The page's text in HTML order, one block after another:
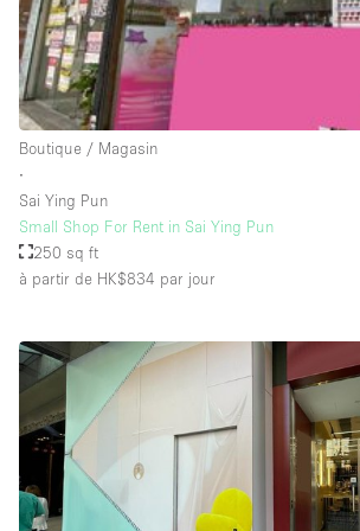
Salle de Bain
Smoking Area
Soundproof
Style Haussmannien
Sur Rue
Surface Habitable
Terrace
Toilettes
Water Access
Éclairage
Électricité
Boutique / Magasin
∙
Sai Ying Pun
Small Shop For Rent in Sai Ying Pun
250 sq ft
à partir de HK$834 par jour